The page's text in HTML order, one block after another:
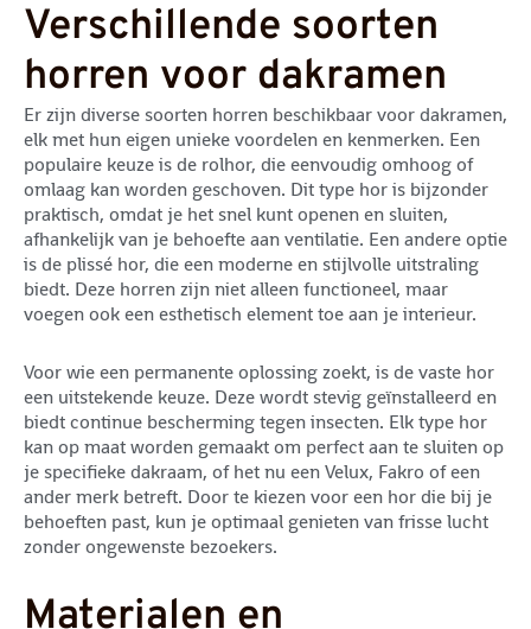
Verschillende soorten
horren voor dakramen
Er zijn diverse soorten horren beschikbaar voor dakramen,
elk met hun eigen unieke voordelen en kenmerken. Een
populaire keuze is de rolhor, die eenvoudig omhoog of
omlaag kan worden geschoven. Dit type hor is bijzonder
praktisch, omdat je het snel kunt openen en sluiten,
afhankelijk van je behoefte aan ventilatie. Een andere optie
is de plissé hor, die een moderne en stijlvolle uitstraling
biedt. Deze horren zijn niet alleen functioneel, maar
voegen ook een esthetisch element toe aan je interieur.
Voor wie een permanente oplossing zoekt, is de vaste hor
een uitstekende keuze. Deze wordt stevig geïnstalleerd en
biedt continue bescherming tegen insecten. Elk type hor
kan op maat worden gemaakt om perfect aan te sluiten op
je specifieke dakraam, of het nu een Velux, Fakro of een
ander merk betreft. Door te kiezen voor een hor die bij je
behoeften past, kun je optimaal genieten van frisse lucht
zonder ongewenste bezoekers.
Materialen en